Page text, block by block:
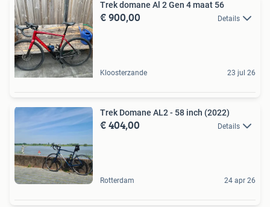
Trek domane Al 2 Gen 4 maat 56
€ 900,00 Details
Kloosterzande 23 jul 26
Trek Domane AL2 - 58 inch (2022)
€ 404,00 Details
Rotterdam 24 apr 26